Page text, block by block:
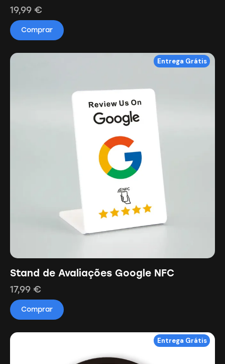
19,99 €
Comprar
Entrega Grátis
Stand de Avaliações Google NFC
17,99 €
Comprar
Entrega Grátis